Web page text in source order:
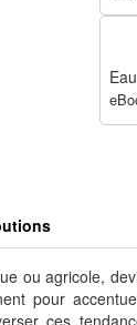
ou agricole,
pour
ces